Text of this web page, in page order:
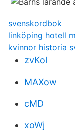
svenskordbok
linköping hotell
kvinnor historia
zvKol
MAXow
cMD
xoWj